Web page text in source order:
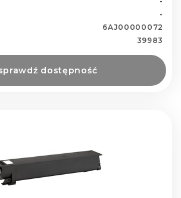
-
6AJ00000072
39983
dostępność